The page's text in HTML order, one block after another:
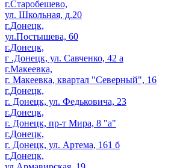
г.Старобешево,
ул. Школьная, д.20
г.Донецк,
ул.Постышева, 60
г.Донецк,
г .Донецк, ул. Савченко, 42 а
г.Макеевка,
г. Макеевка, квартал "Северный", 16
г.Донецк,
г. Донецк, ул. Федьковича, 23
г.Донецк,
г. Донецк, пр-т Мира, 8 "а"
г.Донецк,
г. Донецк, ул. Артема, 161 б
г.Донецк,